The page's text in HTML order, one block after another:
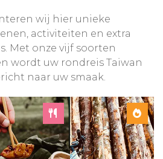
wij hier unieke
activiteiten en extra
Met onze vijf soorten
wordt uw rondreis Taiwan
naar uw smaak.